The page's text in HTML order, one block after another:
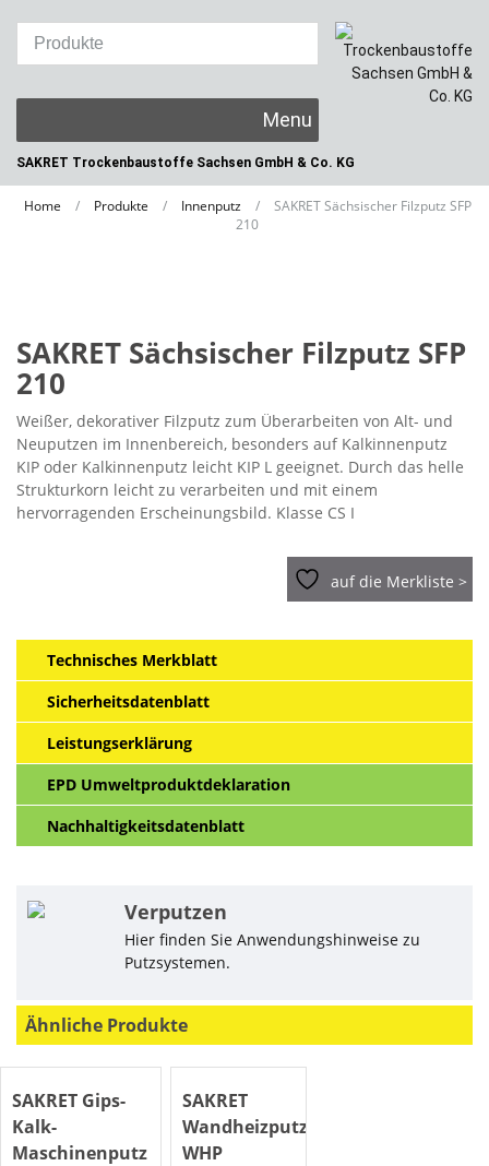
SAKRET Trockenbaustoffe Sachsen GmbH & Co. KG
content
Home / Produkte / Innenputz /
SAKRET Sächsischer Filzputz SFP
210
SAKRET Sächsischer Filzputz SFP
210
Weißer, dekorativer Filzputz zum Überarbeiten von Alt- und
Neuputzen im Innenbereich, besonders auf Kalkinnenputz
KIP oder Kalkinnenputz leicht KIP L geeignet. Durch das helle
Strukturkorn leicht zu verarbeiten und mit einem
hervorragenden Erscheinungsbild. Klasse CS I
auf die Merkliste >
Technisches Merkblatt
Sicherheitsdatenblatt
Leistungserklärung
EPD Umweltproduktdeklaration
Nachhaltigkeitsdatenblatt
Verputzen
Hier finden Sie Anwendungshinweise zu
Putzsystemen.
Ähnliche Produkte
SAKRET Gips-
Kalk-
Maschinenputz
SAKRET
Wandheizputz
WHP